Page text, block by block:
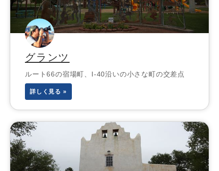
グランツ
ルート66の宿場町、I-40沿いの小さな町の交差点
詳しく見る »